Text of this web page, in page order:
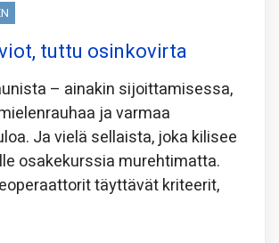
tuttu osinkovirta
– ainakin sijoittamisessa,
ja varmaa
Ja vielä sellaista, joka kilisee
osakekurssia murehtimatta.
täyttävät kriteerit,